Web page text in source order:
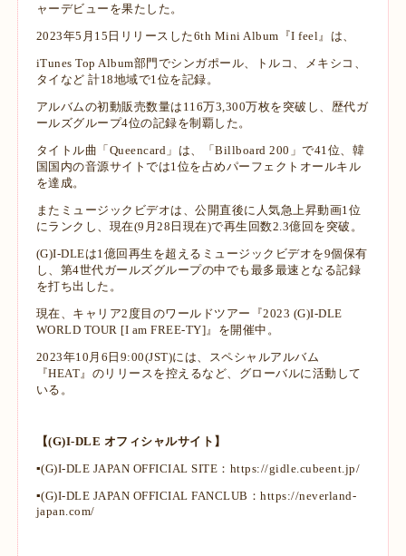
ャーデビューを果たした。
2023年5月15日リリースした6th Mini Album『I feel』は、
iTunes Top Album部門でシンガポール、トルコ、メキシコ、
タイなど 計18地域で1位を記録。
アルバムの初動販売数量は116万3,300万枚を突破し、歴代ガ
ールズグループ4位の記録を制覇した。
タイトル曲「Queencard」は、「Billboard 200」で41位、韓
国国内の音源サイトでは1位を占めパーフェクトオールキル
を達成。
またミュージックビデオは、公開直後に人気急上昇動画1位
にランクし、現在(9月28日現在)で再生回数2.3億回を突破。
(G)I-DLEは1億回再生を超えるミュージックビデオを9個保有
し、第4世代ガールズグループの中でも最多最速となる記録
を打ち出した。
現在、キャリア2度目のワールドツアー『2023 (G)I-DLE
WORLD TOUR [I am FREE-TY]』を開催中。
2023年10月6日9:00(JST)には、スペシャルアルバム
『HEAT』のリリースを控えるなど、グローバルに活動して
いる。
【(G)I-DLE オフィシャルサイト】
▪️(G)I-DLE JAPAN OFFICIAL SITE： https://gidle.cubeent.jp/
▪️(G)I-DLE JAPAN OFFICIAL FANCLUB：https://neverland-
japan.com/